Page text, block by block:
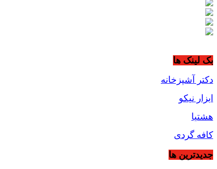
بک لینک ها
دکتر آشپزخانه
ابزار نیکو
هشتیا
کافه گردی
جديدترين ها